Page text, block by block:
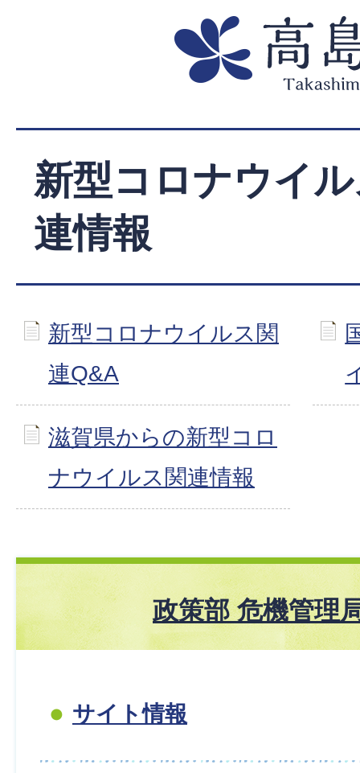
新型コロナウイ
連情報
新型コロナウイルス関
連Q&A
滋賀県からの新型コロ
ナウイルス関連情報
政策部 危機管理
サイト情報